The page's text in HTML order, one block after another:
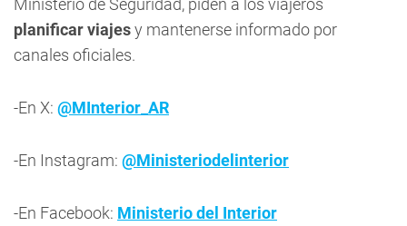
Ministerio de Seguridad, piden a los viajeros
planificar viajesy mantenerse informado por
canales oficiales.
-En X: @MInterior_AR
-En Instagram: @Ministeriodelinterior
-En Facebook: Ministerio del Interior